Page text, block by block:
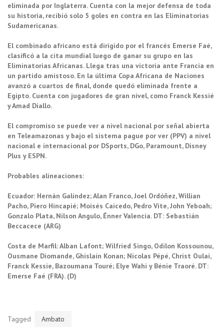
eliminada por Inglaterra. Cuenta con la mejor defensa de toda
su historia, recibió solo 5 goles en contra en las Eliminatorias
Sudamericanas.
El combinado africano está dirigido por el francés Emerse Faé,
clasificó a la cita mundial luego de ganar su grupo en las
Eliminatorias Africanas. Llega tras una victoria ante Francia en
un partido amistoso. En la última Copa Africana de Naciones
avanzó a cuartos de final, donde quedó eliminada frente a
Egipto. Cuenta con jugadores de gran nivel, como Franck Kessié
y Amad Diallo.
El compromiso se puede ver a nivel nacional por señal abierta
en Teleamazonas y bajo el sistema pague por ver (PPV) a nivel
nacional e internacional por DSports, DGo, Paramount, Disney
Plus y ESPN.
Probables alineaciones:
Ecuador: Hernán Galíndez; Alan Franco, Joel Ordóñez, Willian
Pacho, Piero Hincapié; Moisés Caicedo, Pedro Vite, John Yeboah;
Gonzalo Plata, Nilson Angulo, Énner Valencia. DT: Sebastián
Beccacece (ARG)
Costa de Marfil: Alban Lafont; Wilfried Singo, Odilon Kossounou,
Ousmane Diomande, Ghislain Konan; Nicolas Pépé, Christ Oulai,
Franck Kessie, Bazoumana Touré; Elye Wahi y Bénie Traoré. DT:
Emerse Faé (FRA). (D)
Tagged Ambato